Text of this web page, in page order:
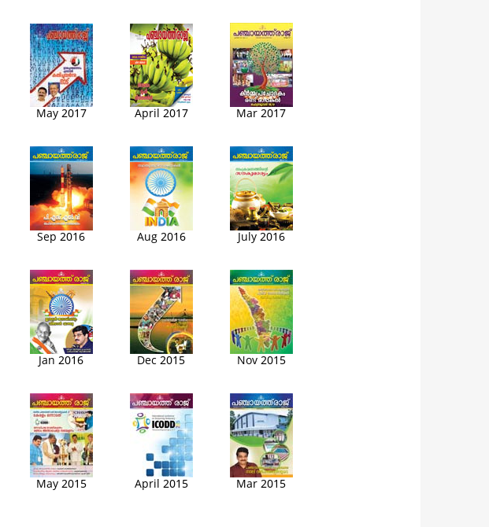
May 2017 April 2017 Mar 2017
Sep 2016 Aug 2016 July 2016
Jan 2016 Dec 2015 Nov 2015
May 2015 April 2015 Mar 2015